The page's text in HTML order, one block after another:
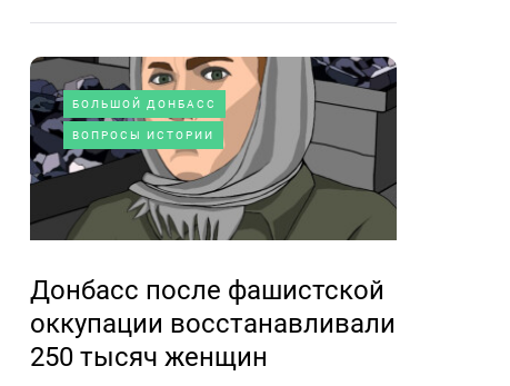
БОЛЬШОЙ ДОНБАСС
ВОПРОСЫ ИСТОРИИ
Донбасс после фашистской
оккупации восстанавливали
250 тысяч женщин